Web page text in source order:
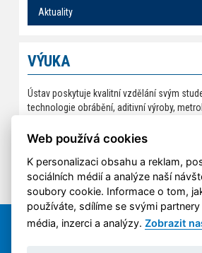
Aktuality
VÝUKA
Ústav poskytuje kvalitní vzdělání svým
technologie obrábění, aditivní výroby,
procesů a systémů s důrazem na přístup
Web používá cookies
K personalizaci obsahu a reklam,
sociálních médií a analýze naší
soubory cookie. Informace o tom,
používáte, sdílíme se svými
média, inzerci a analýzy.Zobrazit